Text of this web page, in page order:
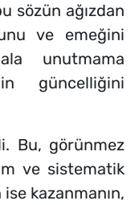
sözün ağızdan
ve emeğini
unutmama
güncelliğini
Bu, görünmez
ve sistematik
kazanmanın,